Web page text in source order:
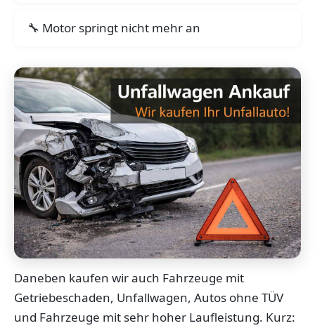
Motor springt nicht mehr an
Daneben kaufen wir auch Fahrzeuge mit
Getriebeschaden, Unfallwagen, Autos ohne TÜV
und Fahrzeuge mit sehr hoher Laufleistung. Kurz: